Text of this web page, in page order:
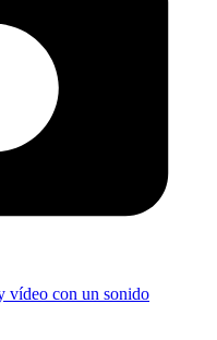
vídeo con un sonido